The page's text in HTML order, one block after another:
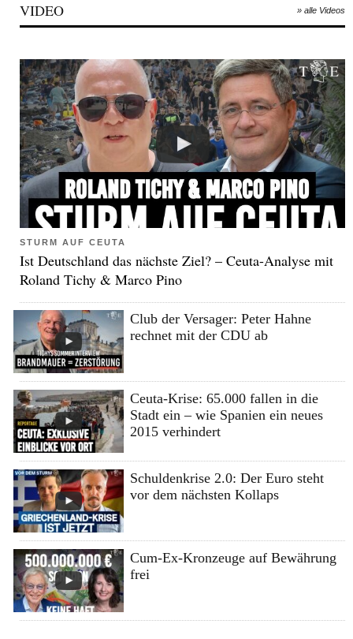
VIDEO » alle Videos
STURM AUF CEUTA
Ist Deutschland das nächste Ziel? – Ceuta-Analyse mit
Roland Tichy & Marco Pino
Club der Versager: Peter Hahne
rechnet mit der CDU ab
Ceuta-Krise: 65.000 fallen in die
Stadt ein – wie Spanien ein neues
2015 verhindert
Schuldenkrise 2.0: Der Euro steht
vor dem nächsten Kollaps
Cum-Ex-Kronzeuge auf Bewährung
frei